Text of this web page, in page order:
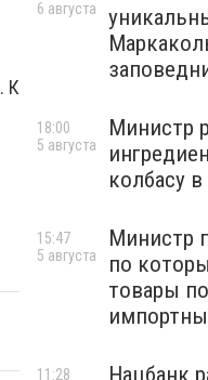
К
6 августа
Министр
колбасу
18:00
5 августа
Министр
по
товары
15:47
5 августа
Нацбанк
11:28